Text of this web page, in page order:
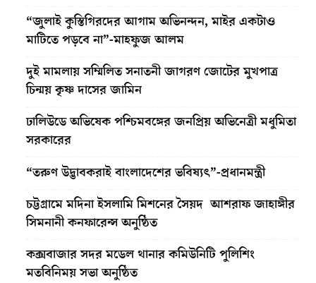
“জুলাই কুস্তিগিরদের আগাম অভিনন্দন, মাইর একটাও
মাটিতে পড়বে না”-মাহফুজ আলম
দুই মামলায় সম্মিলিত সনাতনী জাগরণ জোটের মুখপাত্র
চিন্ময় কৃষ্ণ দাসের জামিন
ঢালিউডে অভিষেক পশ্চিমবঙ্গের জনপ্রিয় অভিনেত্রী মধুমিতা
সরকারের
“তরুণ উদ্ভাবকরাই বাংলাদেশের ভবিষ্যৎ”-প্রধানমন্ত্রী
চট্টগ্রামে মদিনা ইসলামি মিশনের সৈয়দ আশরাফ জাহাঙ্গীর
সিমনানী কনফারেন্স অনুষ্ঠিত
কক্সবাজার সদর মডেল থানার কমিউনিটি পুলিশিং
মতবিনিময় সভা অনুষ্ঠিত